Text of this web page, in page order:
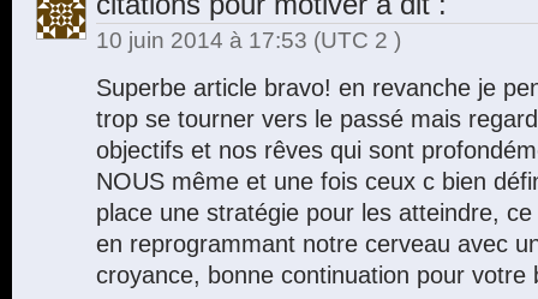
10 juin 2014 à 17:53 (UTC 2 )
Superbe article bravo! en revanche je
trop se tourner vers le passé mais
objectifs et nos rêves qui sont
NOUS même et une fois ceux c bien
place une stratégie pour les atteindre,
en reprogrammant notre cerveau avec
croyance, bonne continuation pour votre